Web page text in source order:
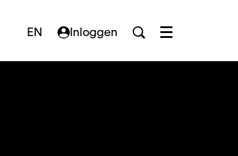
EN Inloggen Menu